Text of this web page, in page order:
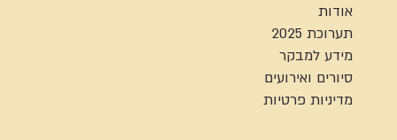
אודות
תערוכת 2025
מידע למבקר
סיורים ואירועים
מדיניות פרטיות